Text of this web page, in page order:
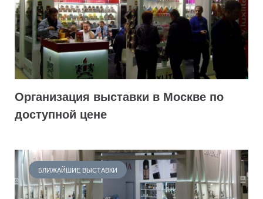
Организация выставки в Москве по
доступной цене
БЛИЖАЙШИЕ ВЫСТАВКИ